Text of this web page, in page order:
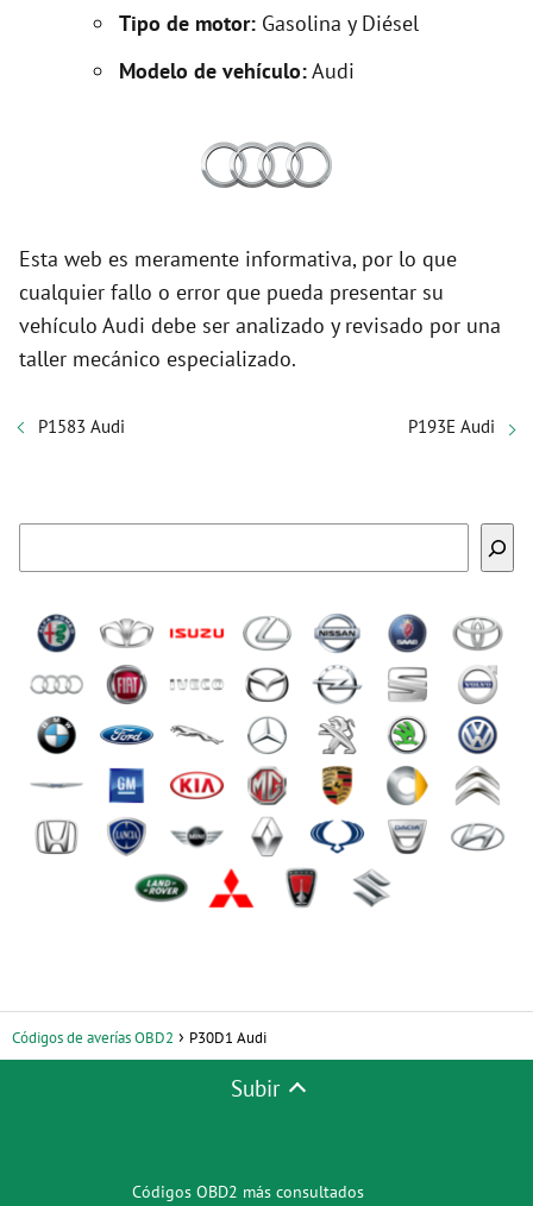
Tipo de motor: Gasolina y Diésel
Modelo de vehículo:Audi
Esta web es meramente informativa, por lo que
cualquier fallo o error que pueda presentar su
vehículo Audi debe ser analizado y revisado por una
taller mecánico especializado.
P1583 Audi P193E Audi
Códigos de averías OBD2 P30D1 Audi
Subir
Códigos OBD2 más consultados